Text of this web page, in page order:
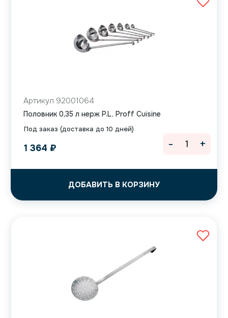
Под заказ (доставка до 10 дней)
Артикул 92001064
Половник 0,35 л нерж P.L. Proff Cuisine
1 364 ₽
ДОБАВИТЬ В КОРЗИНУ
- +